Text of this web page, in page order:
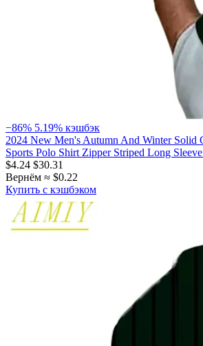
−86% 5.19% кэшбэк
2024 New Men's Autumn And Winter Solid
Sports Polo Shirt Zipper Striped Long
$4.24 $30.31
Вернём ≈ $0.22
Купить с кэшбэком